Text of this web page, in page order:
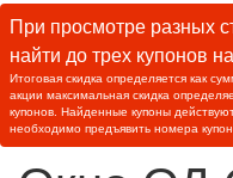
При просмотре разных
найти до трех купонов
Итоговая скидка определяется как
акции максимальная скидка
купонов. Найденные купоны
необходимо предъявить номера